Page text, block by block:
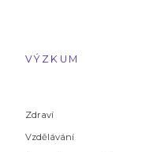
VÝZKUM
Zdraví
Vzdělávání